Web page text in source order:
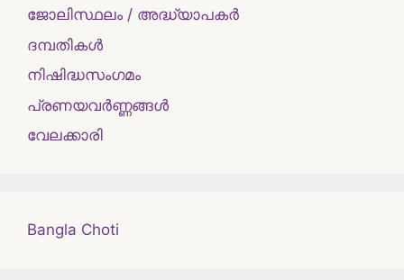
ജോലിസ്ഥലം / അദ്ധ്യാപകർ
ദമ്പതികള്‍
നിഷിദ്ധസംഗമം
പ്രണയവർണ്ണങ്ങൾ
വേലക്കാരി
Bangla Choti